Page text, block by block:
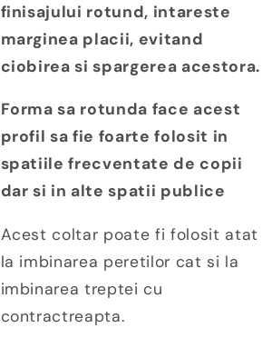
finisajului rotund, intareste
marginea placii, evitand
ciobirea si spargerea acestora.
Forma sa rotunda face acest
profil sa fie foarte folosit in
spatiile frecventate de copii
dar si in alte spatii publice
Acest coltar poate fi folosit atat
la imbinarea peretilor cat si la
imbinarea treptei cu
contractreapta.